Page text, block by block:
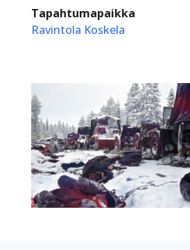
Tapahtumapaikka
Ravintola Koskela